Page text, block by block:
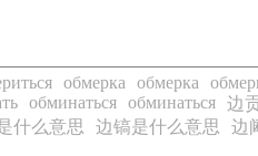
обмерка обмерка
обминаться обминаться 边
什么意思 边镐是什么意思 边